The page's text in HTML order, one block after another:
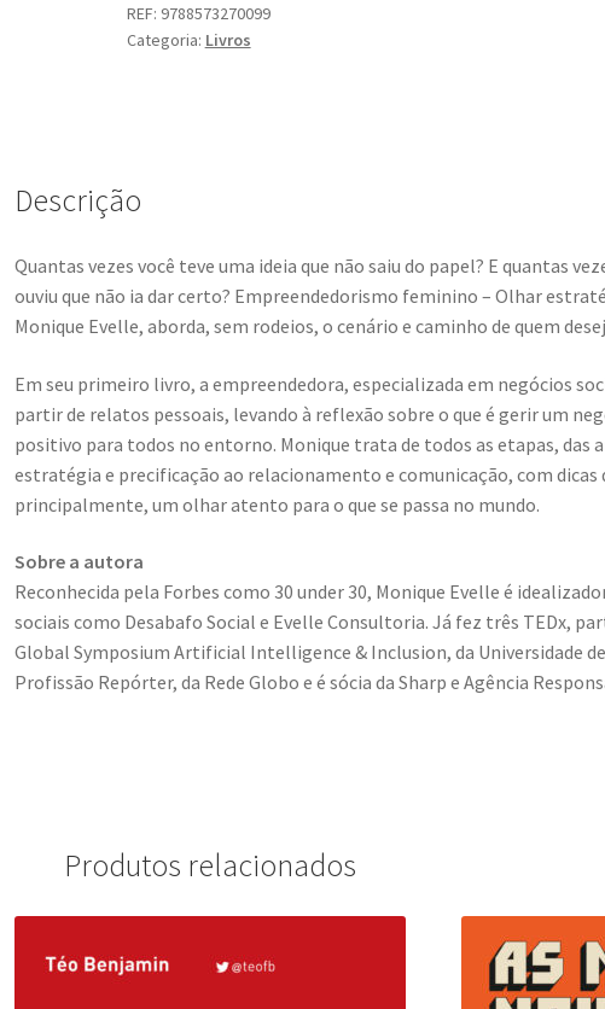
quantidade
REF: 9788573270099
Categoria: Livros
Descrição
Quantas vezes você teve uma ideia que não saiu do papel? E quantas
ouviu que não ia dar certo? Empreendedorismo feminino – Olhar
Monique Evelle, aborda, sem rodeios, o cenário e caminho de quem
Em seu primeiro livro, a empreendedora, especializada em negócios
partir de relatos pessoais, levando à reflexão sobre o que é gerir um
positivo para todos no entorno. Monique trata de todos as etapas, das
estratégia e precificação ao relacionamento e comunicação, com dicas
principalmente, um olhar atento para o que se passa no mundo.
Sobre a autora
Reconhecida pela Forbes como 30 under 30, Monique Evelle é
sociais como Desabafo Social e Evelle Consultoria. Já fez três TEDx,
Global Symposium Artificial Intelligence & Inclusion, da Universidade
Profissão Repórter, da Rede Globo e é sócia da Sharp e Agência
Produtos relacionados